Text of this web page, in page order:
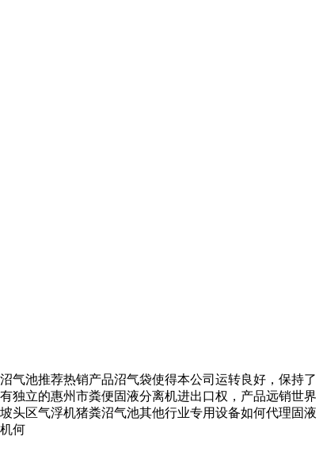
池推荐热销产品沼气袋使得本公司运转良好，保持了
独立的惠州市粪便固液分离机进出口权，产品远销世界
头区气浮机猪粪沼气池其他行业专用设备如何代理固液
何